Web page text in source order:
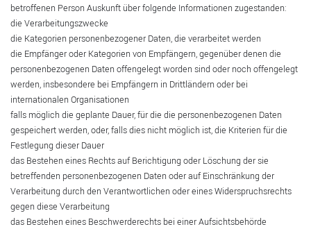
betroffenen Person Auskunft über folgende Informationen zugestanden:
die Verarbeitungszwecke
die Kategorien personenbezogener Daten, die verarbeitet werden
die Empfänger oder Kategorien von Empfängern, gegenüber denen die
personenbezogenen Daten offengelegt worden sind oder noch offengelegt
werden, insbesondere bei Empfängern in Drittländern oder bei
internationalen Organisationen
falls möglich die geplante Dauer, für die die personenbezogenen Daten
gespeichert werden, oder, falls dies nicht möglich ist, die Kriterien für die
Festlegung dieser Dauer
das Bestehen eines Rechts auf Berichtigung oder Löschung der sie
betreffenden personenbezogenen Daten oder auf Einschränkung der
Verarbeitung durch den Verantwortlichen oder eines Widerspruchsrechts
gegen diese Verarbeitung
das Bestehen eines Beschwerderechts bei einer Aufsichtsbehörde